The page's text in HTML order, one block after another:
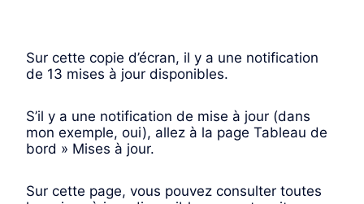
Sur cette copie d’écran, il y a une notification
de 13 mises à jour disponibles.
S’il y a une notification de mise à jour (dans
mon exemple, oui), allez à la page Tableau de
bord » Mises à jour.
Sur cette page, vous pouvez consulter toutes